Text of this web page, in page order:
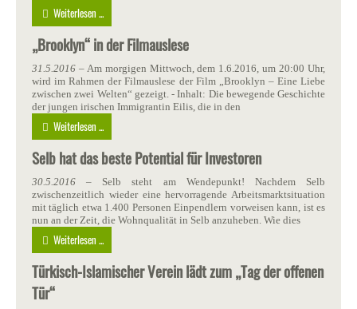
Weiterlesen ...
„Brooklyn“ in der Filmauslese
31.5.2016 – Am morgigen Mittwoch, dem 1.6.2016, um 20:00 Uhr,
wird im Rahmen der Filmauslese der Film „Brooklyn – Eine Liebe
zwischen zwei Welten“ gezeigt. - Inhalt: Die bewegende Geschichte
der jungen irischen Immigrantin Eilis, die in den
Weiterlesen ...
Selb hat das beste Potential für Investoren
30.5.2016 – Selb steht am Wendepunkt! Nachdem Selb
zwischenzeitlich wieder eine hervorragende Arbeitsmarktsituation
mit täglich etwa 1.400 Personen Einpendlern vorweisen kann, ist es
nun an der Zeit, die Wohnqualität in Selb anzuheben. Wie dies
Weiterlesen ...
Türkisch-Islamischer Verein lädt zum „Tag der offenen
Tür“